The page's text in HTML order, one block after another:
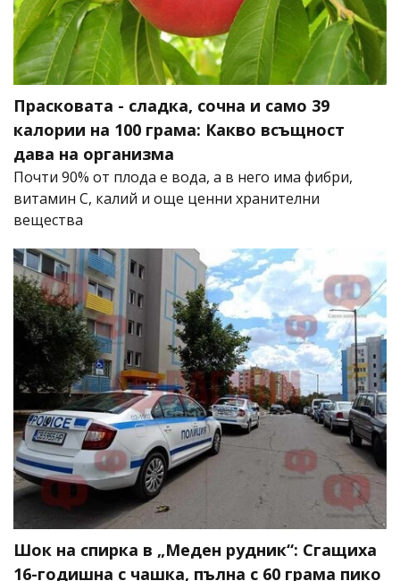
Прасковата - сладка, сочна и само 39
калории на 100 грама: Какво всъщност
дава на организма
Почти 90% от плода е вода, а в него има фибри,
витамин C, калий и още ценни хранителни
вещества
Шок на спирка в „Меден рудник“: Сгащиха
16-годишна с чашка, пълна с 60 грама пико